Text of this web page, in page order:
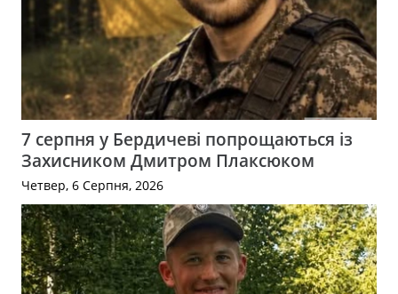
7 серпня у Бердичеві попрощаються із
Захисником Дмитром Плаксюком
Четвер, 6 Серпня, 2026